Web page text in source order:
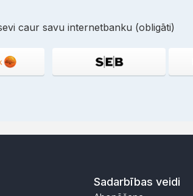
caur savu internetbanku (obligāti)
Sadarbības veidi